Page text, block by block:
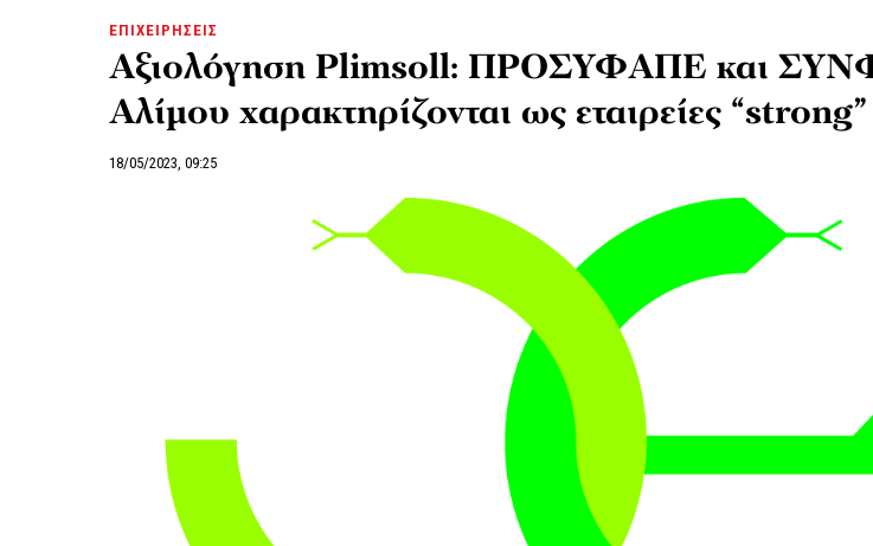
ΕΠΙΧΕΙΡΗΣΕΙΣ
Αξιολόγηση Plimsoll: ΠΡΟΣΥΦΑΠΕ και
Αλίμου χαρακτηρίζονται ως εταιρείες “strong”
18/05/2023, 09:25